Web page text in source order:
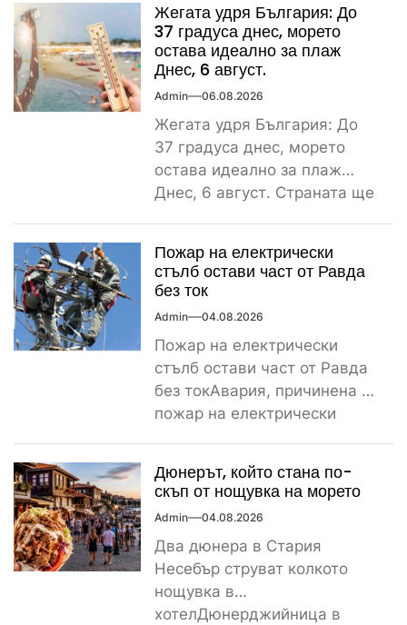
сутрин...
Жегата удря България: До
37 градуса днес, морето
остава идеално за плаж
Днес, 6 август.
Admin 06.08.2026
Жегата удря България: До
37 градуса днес, морето
остава идеално за плаж
Днес, 6 август. Страната ще
Пожар на електрически
стълб остави част от Равда
без ток
Admin 04.08.2026
Пожар на електрически
стълб остави част от Равда
без токАвария, причинена от
пожар на електрически
Дюнерът, който стана по-
скъп от нощувка на морето
Admin 04.08.2026
Два дюнера в Стария
Несебър струват колкото
нощувка в
хотелДюнерджийница в